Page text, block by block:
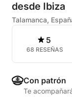
desde Ibiza
Talamanca,
5
68 RESEÑAS
Con patrón
Te